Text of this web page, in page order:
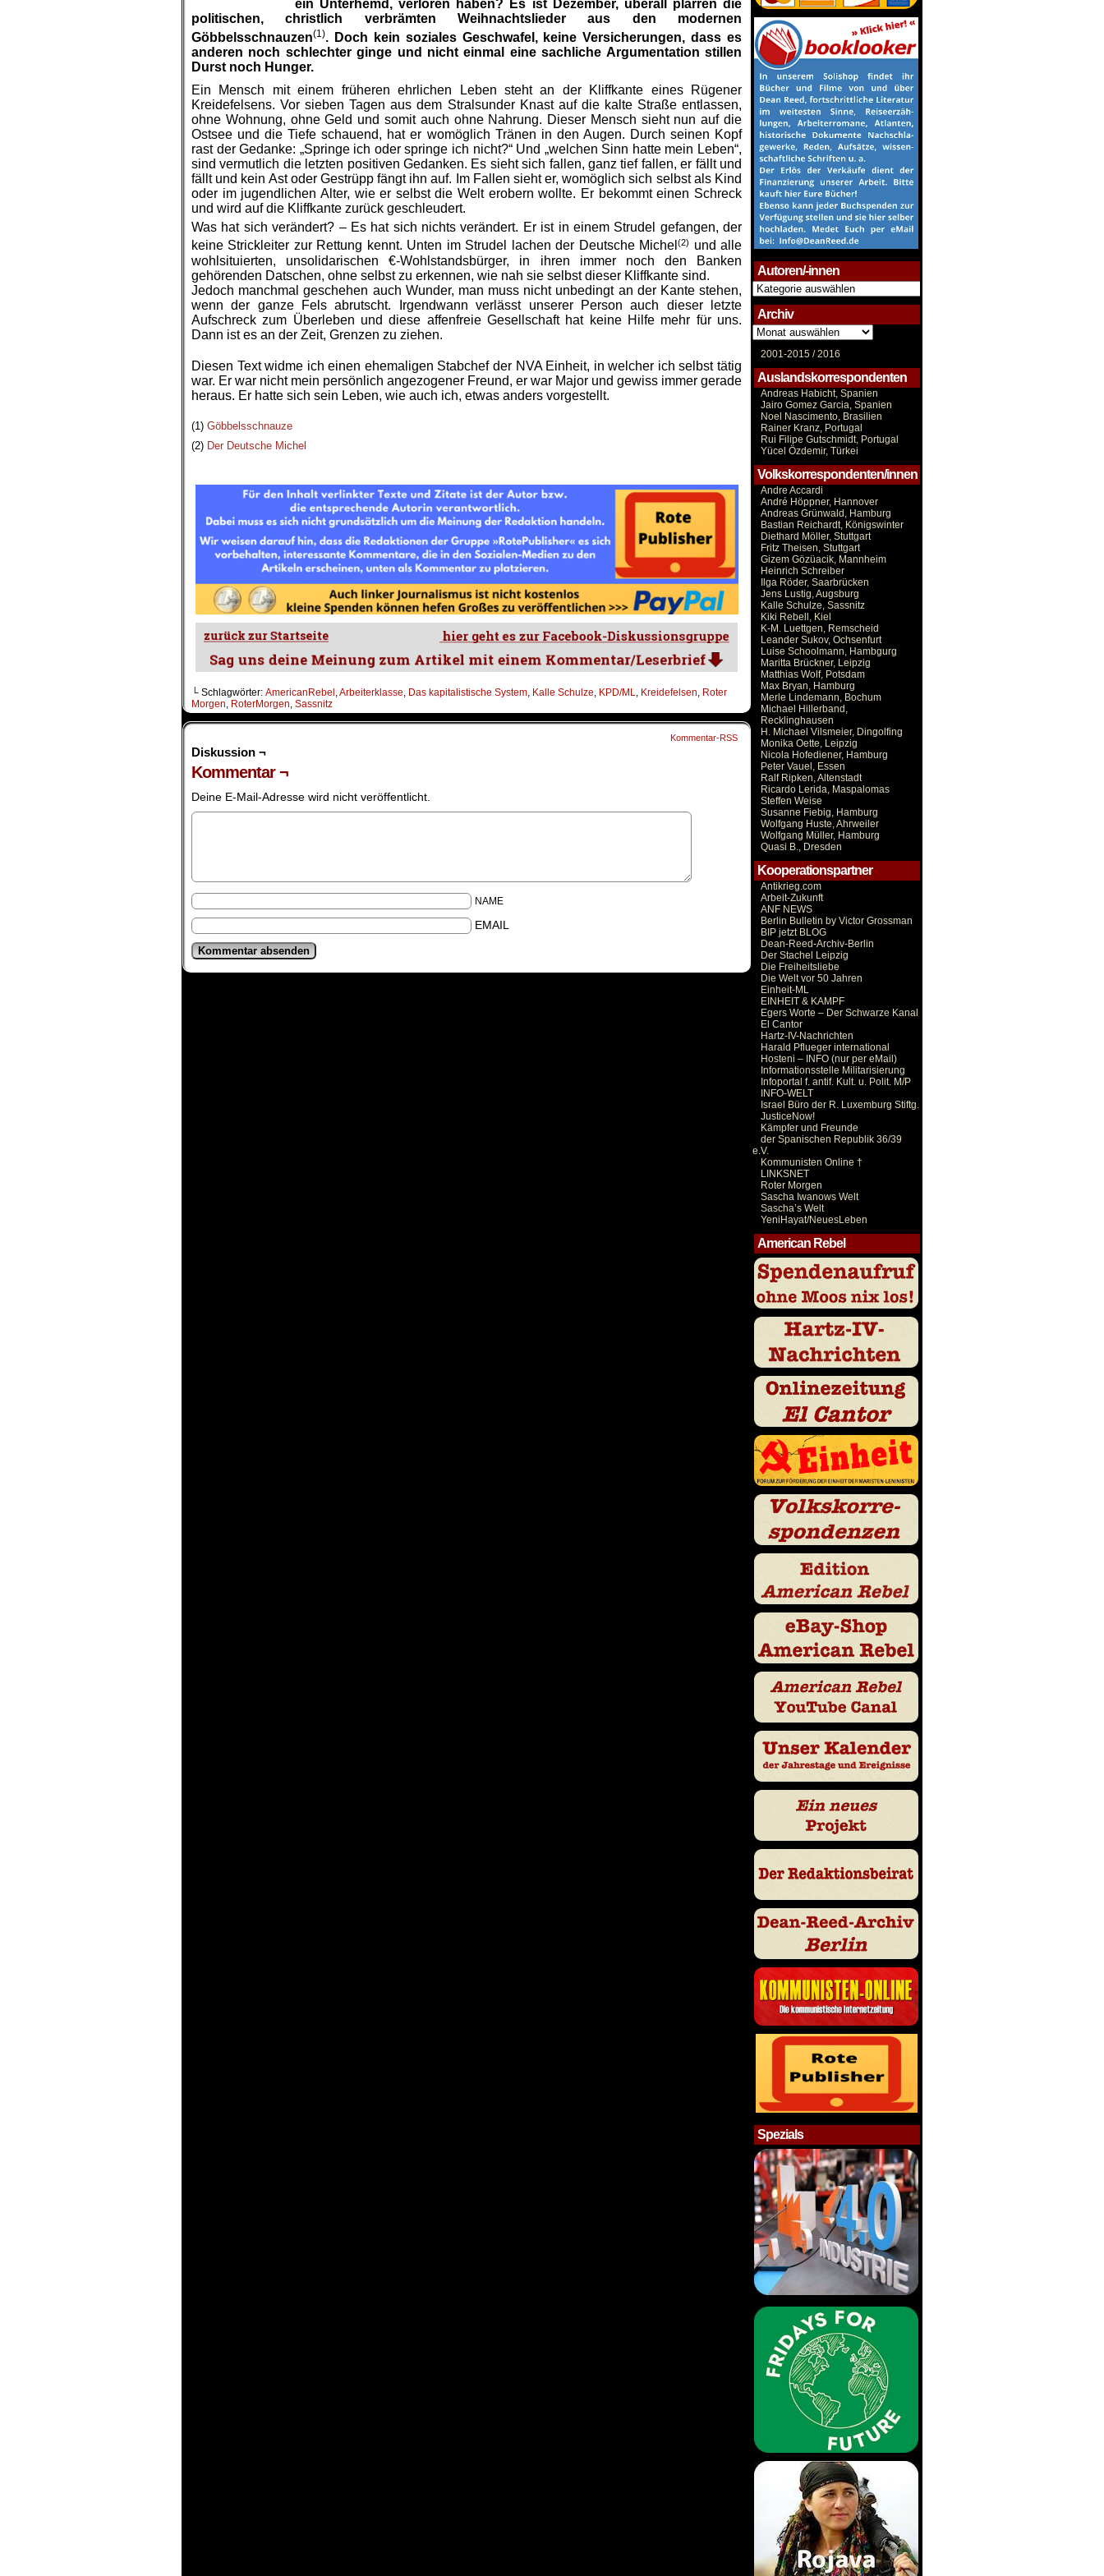
ein Unterhemd, verloren haben? Es ist Dezember, überall plärren die
politischen, christlich verbrämten Weihnachtslieder aus den modernen
Göbbelsschnauzen(1). Doch kein soziales Geschwafel, keine Versicherungen, dass es
anderen noch schlechter ginge und nicht einmal eine sachliche Argumentation stillen
Durst noch Hunger.
Ein Mensch mit einem früheren ehrlichen Leben steht an der Kliffkante eines Rügener
Kreidefelsens. Vor sieben Tagen aus dem Stralsunder Knast auf die kalte Straße entlassen,
ohne Wohnung, ohne Geld und somit auch ohne Nahrung. Dieser Mensch sieht nun aufdie
Ostsee und die Tiefe schauend, hat er womöglich Tränen in den Augen. Durch seinen Kopf
rast der Gedanke: „Springe ich oder springe ich nicht?“ Und „welchen Sinn hatte mein Leben“,
sind vermutlich die letzten positiven Gedanken. Es sieht sich fallen, ganz tief fallen, er fällt und
fällt und kein Ast oder Gestrüpp fängt ihn auf. Im Fallen sieht er, womöglich sich selbst als Kind
oder im jugendlichen Alter, wie er selbst die Welt erobern wollte. Er bekommt einen Schreck
und wird auf die Kliffkante zurück geschleudert.
Was hat sich verändert? – Es hat sich nichts verändert. Er ist in einem Strudel gefangen, der
keine Strickleiter zur Rettung kennt. Unten im Strudel lachen der Deutsche Michel(2)
und alle
wohlsituierten, unsolidarischen€-Wohlstandsbürger, in ihren immer noch den Banken
gehörenden Datschen, ohne selbst zu erkennen, wie nah sie selbst dieser Kliffkante sind.
Jedoch manchmal geschehen auch Wunder, man muss nicht unbedingt an der Kante stehen,
wenn der ganze Fels abrutscht. Irgendwannverlässtunserer Person auch dieser letzte
Aufschreck zum Überleben und diese affenfreieGesellschaft hat keine Hilfe mehr für uns.
Dann ist es an der Zeit, Grenzen zu ziehen.
Diesen Text widme ich einen ehemaligen Stabchef der NVA Einheit, in welcher ich selbst tätig
war. Er war nicht mein persönlich angezogener Freund, er war Major und gewiss immer gerade
heraus. Er hatte sich sein Leben, wie auch ich, etwas anders vorgestellt.
(1) Göbbelsschnauze
(2) Der Deutsche Michel
└ Schlagwörter: AmericanRebel ,Arbeiterklasse, Das kapitalistische System, Kalle Schulze, KPD/ML, Kreidefelsen, Roter
Morgen, RoterMorgen, Sassnitz
Kommentar-RSS
Diskussion ¬
Kommentar ¬
Deine E-Mail-Adresse wird nicht veröffentlicht.
NAME
EMAIL
Autoren/-innen
Autoren/-
innen
Archiv
Archiv
2001-2015 /2016
Auslandskorrespondenten
Andreas Habicht, Spanien
Jairo Gomez Garcia, Spanien
Noel Nascimento, Brasilien
Rainer Kranz, Portugal
Rui Filipe Gutschmidt, Portugal
Yücel Özdemir, Türkei
Volkskorrespondenten/innen
Andre Accardi
André Höppner, Hannover
Andreas Grünwald, Hamburg
Bastian Reichardt, Königswinter
Diethard Möller, Stuttgart
Fritz Theisen, Stuttgart
Gizem Gözüacik, Mannheim
Heinrich Schreiber
Ilga Röder, Saarbrücken
Jens Lustig, Augsburg
Kalle Schulze, Sassnitz
Kiki Rebell, Kiel
K-M. Luettgen, Remscheid
Leander Sukov, Ochsenfurt
Luise Schoolmann, Hambgurg
Maritta Brückner, Leipzig
Matthias Wolf, Potsdam
Max Bryan, Hamburg
Merle Lindemann, Bochum
Michael Hillerband,
Recklinghausen
H. Michael Vilsmeier, Dingolfing
Monika Oette, Leipzig
Nicola Hofediener, Hamburg
Peter Vauel, Essen
Ralf Ripken, Altenstadt
Ricardo Lerida, Maspalomas
Steffen Weise
Susanne Fiebig, Hamburg
Wolfgang Huste, Ahrweiler
Wolfgang Müller, Hamburg
Quasi B., Dresden
Kooperationspartner
Antikrieg.com
Arbeit-Zukunft
ANF NEWS
Berlin Bulletin by Victor Grossman
BIP jetzt BLOG
Dean-Reed-Archiv-Berlin
Der Stachel Leipzig
Die Freiheitsliebe
Die Welt vor 50 Jahren
Einheit-ML
EINHEIT & KAMPF
Egers Worte – Der Schwarze Kanal
El Cantor
Hartz-IV-Nachrichten
Harald Pflueger international
Hosteni – INFO (nur per eMail)
Informationsstelle Militarisierung
Infoportal f. antif. Kult. u. Polit. M/P
INFO-WELT
Israel Büro der R. Luxemburg Stiftg.
JusticeNow!
Kämpfer und Freunde
der Spanischen Republik 36/39
e.V.
Kommunisten Online †
LINKSNET
Roter Morgen
Sascha Iwanows Welt
Sascha’s Welt
YeniHayat/NeuesLeben
American Rebel
Spezials